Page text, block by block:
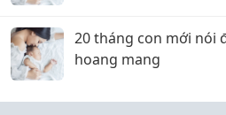
20 tháng con mới nói
hoang mang